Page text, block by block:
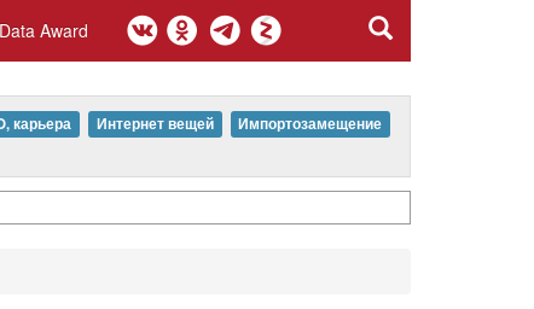
Data Award
карьера Интернет вещей
Импортозамещение